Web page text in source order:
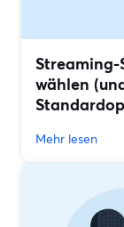
Streaming-
wählen
Mehr lesen